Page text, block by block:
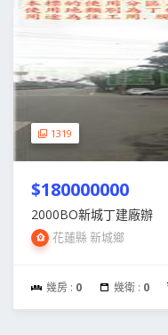
1319
$180000000
2000BO新城丁建廠辦
花蓮縣 新城鄉
幾房 : 0 幾衛 : 0